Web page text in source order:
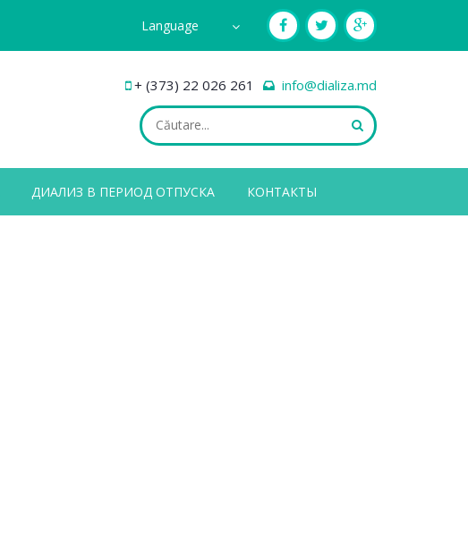
Language
+ (373) 22 026 261 info@dializa.md
ДИАЛИЗ В ПЕРИОД ОТПУСКА КОНТАКТЫ